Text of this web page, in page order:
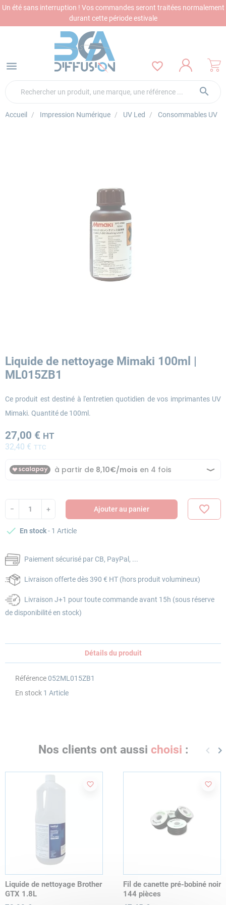
Un été sans interruption ! Vos commandes seront traitées normalement
durant cette période estivale
menu
search
favorite_border
Accueil Impression Numérique UV Led Consommables UV
Liquide de nettoyage Mimaki 100ml |
ML015ZB1
Ce produit est destiné à l'entretien quotidien de vos imprimantes UV
Mimaki. Quantité de 100ml.
27,00 € HT
32,40 € TTC
− + Ajouter au panier
favorite_border
check En stock- 1 Article
Paiement sécurisé par CB, PayPal, ...
Livraison offerte dès 390 € HT (hors produit volumineux)
Livraison J+1 pour toute commande avant 15h (sous réserve
de disponibilité en stock)
Détails du produit
Référence052ML015ZB1
En stock 1 Article
Nos clients ont aussi choisi : keyboard_arrow_left keyboard_arrow_right
favorite_border
Liquide de nettoyage Brother
GTX 1.8L
favorite_border
Fil de canette pré-bobiné noir
144 pièces
Panneau de gestion des cookies